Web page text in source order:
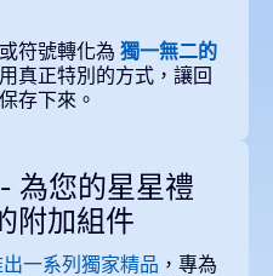
符號轉化為 獨一無二的
真正特別的方式，讓回
存下來。
為您的星星禮
附加組件
一系列獨家精品 ，專為